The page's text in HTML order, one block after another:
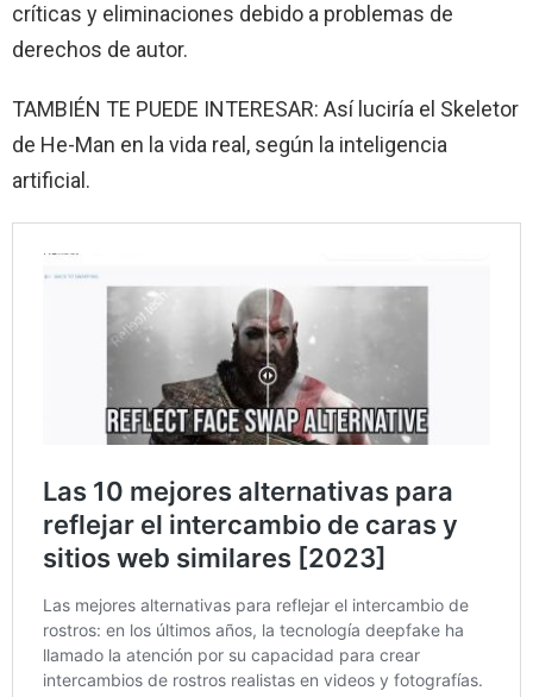
críticas y eliminaciones debido a problemas de
derechos de autor.
TAMBIÉN TE PUEDE INTERESAR: Así luciría el Skeletor
de He-Man en la vida real, según la inteligencia
artificial.